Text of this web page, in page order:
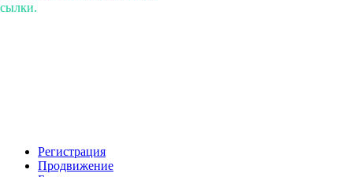
Регистрация
Продвижение